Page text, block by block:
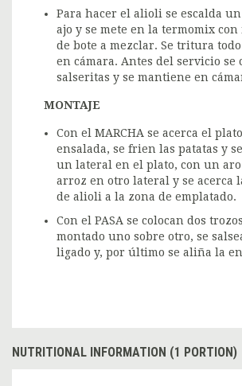
Para hacer el alioli se escalda
ajo y se mete en la termomix con
de bote a mezclar. Se tritura
en cámara. Antes del servicio se
salseritas y se mantiene en
MONTAJE
Con el MARCHA se acerca el
ensalada, se frien las patatas y
un lateral en el plato, con un aro
arroz en otro lateral y se acerca
de alioli a la zona de emplatado.
Con el PASA se colocan dos
montado uno sobre otro, se
ligado y, por último se aliña la
NUTRITIONAL INFORMATION (1 PORTION)